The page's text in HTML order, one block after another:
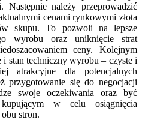
Następnie należy przeprowadzić
cenami rynkowymi złota
skupu. To pozwoli na lepsze
wyrobu oraz uniknięcie strat
ceny. Kolejnym
i stan techniczny wyrobu – czyste i
atrakcyjne dla potencjalnych
przygotowanie się do negocjacji
swoje oczekiwania oraz być
w celu osiągnięcia
stron.